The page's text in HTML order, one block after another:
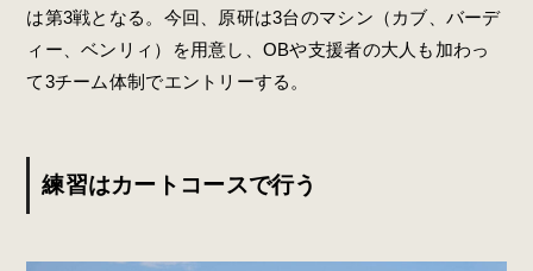
は第3戦となる。今回、原研は3台のマシン（カブ、バーデ
ィー、ベンリィ）を用意し、OBや支援者の大人も加わっ
て3チーム体制でエントリーする。
練習はカートコースで行う